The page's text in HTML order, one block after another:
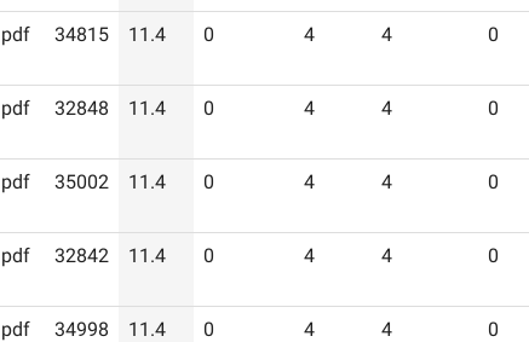
pdf 34815 11.4 0 4 4 0
pdf 32848 11.4 0 4 4 0
pdf 35002 11.4 0 4 4 0
pdf 32842 11.4 0 4 4 0
pdf 34998 11.4 0 4 4 0